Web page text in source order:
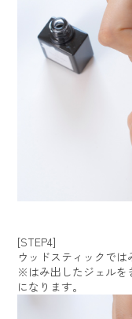
[STEP4]
ウッドスティックでは
※はみ出したジェルを
になります。